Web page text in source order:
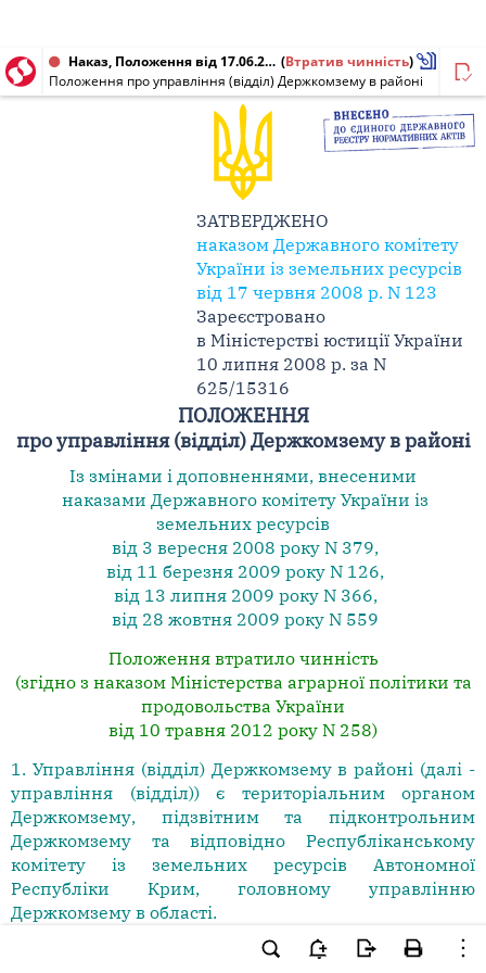
Наказ, Положення від 17.06.2008 № 123 (Втратив чинність)
Положення про управління (відділ) Держкомзему в районі